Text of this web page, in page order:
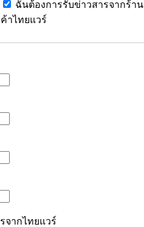
ฉันต้องการรับข่าวสารจากร้าน
ค้าไทยแวร์
จากไทยแวร์